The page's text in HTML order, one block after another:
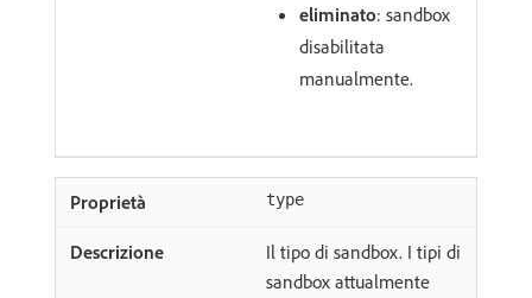
eliminato: sandbox
disabilitata
manualmente.
type
Il tipo di sandbox. I tipi di
sandbox attualmente